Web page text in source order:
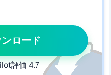
ロード
評価 4.7